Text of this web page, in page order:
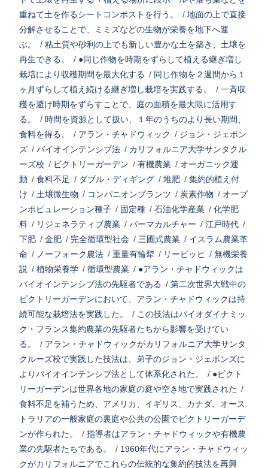
重ねて土を作るシートコンポストを行う。
/ 地面の上で直接
分解させることで、ミミズなどの生物が栄養を地下へ運
ぶ。
/ 粘土質や砂利の上でも新しい豊かな土を築き、土壌を
再生できる。
/ ●同じ作物を時期をずらして植える継ぎ増し
栽培により収穫期間を最大化する / 同じ作物を２週間から１
ヶ月ずらして植え続ける継ぎ増し栽培を実践する。
/ 一斉収
穫を避け時期をずらすことで、庭の面積を最大限に活用す
る。
/ 時間を資源として扱い、１年のうちのより長い期間、
食料を得る。
/ アラン・チャドウィック / ジョン・ジェボン
ズ / バイオインテンシブ法 / カリフォルニア大学サンタクル
ーズ校 / ビクトリーガーデン / 有機農業 / オーガニック運
動 / 食料不足 / ダブル・ディギング / 堆肥 / 集約的植え付
け / 土壌微生物 / コンパニオンプランツ / 炭素作物 / オープ
ンポピュレーション種子 / 固定種 / 石油化学産業 / 化学肥
料 / リジェネラティブ農業 / パーマカルチャー / 江戸時代 /
下肥 / 金肥 / 完全循環型社会 / 三圃式農業 / イスラム農業革
命 / ノーフォーク農法 / 重量有輪犂 / リービッヒ / 無機栄養
説 / 植物栄養学 / 循環型農業 / ●アラン・チャドウィックは
バイオインテンシブ法の先駆者である / 第二次世界大戦中の
ビクトリーガーデンにおいて、アラン・チャドウィックは持
続可能な栽培法を実践した。
/ この技法はバイオダイナミッ
ク・フランス集約農業の先駆者たちから影響を受けてい
る。
/ アラン・チャドウィックがカリフォルニア大学サンタ
クルーズ校で実践した技法は、弟子のジョン・ジェボンズに
よりバイオインテンシブ法として体系化された。
/ ●ビクト
リーガーデンは世界各地の家庭の庭や空き地で実践された /
食料不足を補うため、アメリカ、イギリス、カナダ、オース
トラリアの一般家庭の裏庭や公共の公園でビクトリーガーデ
ンが作られた。
/ 指導者はアラン・チャドウィックや有機農
業の先駆者たちである。
/ 1960年代にアラン・チャドウィッ
クがカリフォルニアでこれらの伝統的な集約的技法を再興